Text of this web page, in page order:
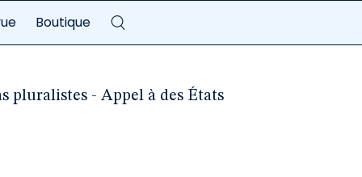
Boutique
pluralistes - Appel à des États